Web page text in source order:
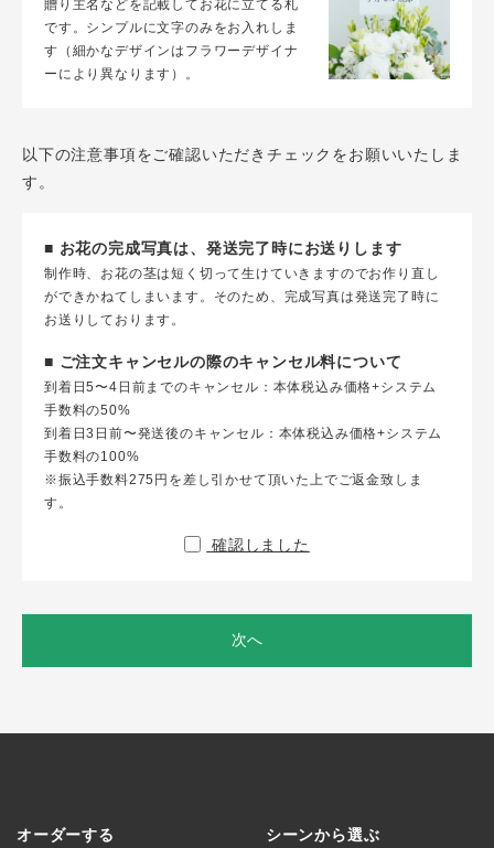
贈り主名などを記載してお花に立てる札
です。シンプルに文字のみをお入れしま
す（細かなデザインはフラワーデザイナ
ーにより異なります）。
以下の注意事項をご確認いただきチェックをお願いいたしま
す。
■ お花の完成写真は、発送完了時にお送りします
制作時、お花の茎は短く切って生けていきますのでお作り直し
ができかねてしまいます。そのため、完成写真は発送完了時に
お送りしております。
■ ご注文キャンセルの際のキャンセル料について
到着日5〜4日前までのキャンセル：本体税込み価格+システム
手数料の50%
到着日3日前〜発送後のキャンセル：本体税込み価格+システム
手数料の100%
※振込手数料275円を差し引かせて頂いた上でご返金致しま
す。
確認しました
次へ
オーダーする シーンから選ぶ